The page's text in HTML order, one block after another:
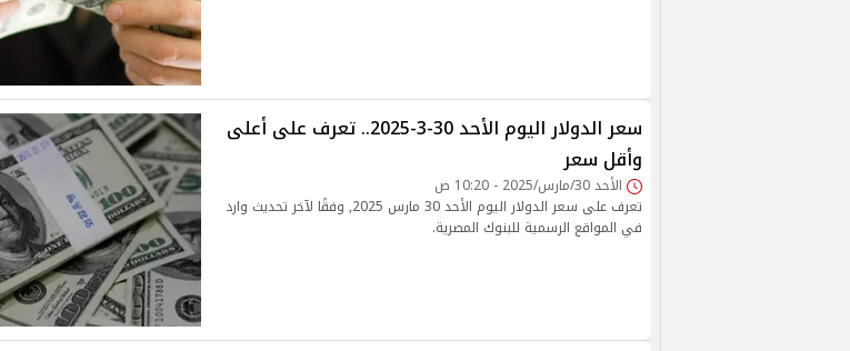
سعر الدولار اليوم الأحد 30-3-2025.. تعرف على أعلى
وأقل سعر
الأحد 30/مارس/2025 - 10:20 ص
تعرف على سعر الدولار اليوم الأحد 30 مارس 2025, وفقًا لآخر تحديث وارد
في المواقع الرسمية للبنوك المصرية.